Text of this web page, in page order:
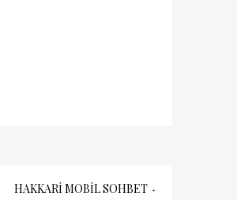
HAKKARI MOBIL SOHBET